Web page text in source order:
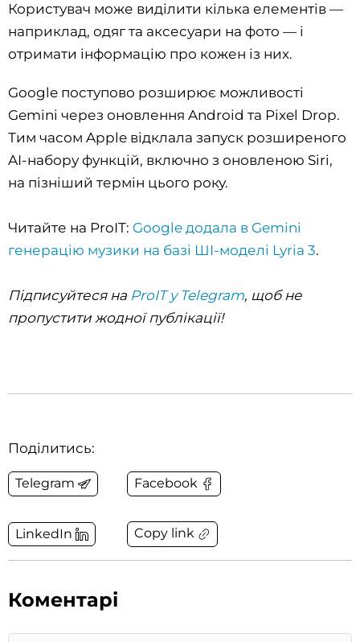
Користувач може виділити кілька елементів —
наприклад, одяг та аксесуари на фото — і
отримати інформацію про кожен із них.
Google поступово розширює можливості
Gemini через оновлення Android та Pixel Drop.
Тим часом Apple відклала запуск розширеного
AI-набору функцій, включно з оновленою Siri,
на пізніший термін цього року.
Читайте на ProIT: Google додала в Gemini
генерацію музики на базі ШІ-моделі Lyria 3.
Підписуйтеся на ProIT у Telegram, щоб не
пропустити жодної публікації!
Поділитись:
Telegram Facebook
LinkedIn Copy link
Коментарі